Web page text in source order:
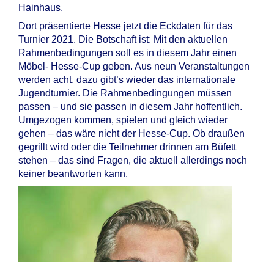
Hainhaus.
Dort präsentierte Hesse jetzt die Eckdaten für das
Turnier 2021. Die Botschaft ist: Mit den aktuellen
Rahmenbedingungen soll es in diesem Jahr einen
Möbel- Hesse-Cup geben. Aus neun Veranstaltungen
werden acht, dazu gibt’s wieder das internationale
Jugendturnier. Die Rahmenbedingungen müssen
passen – und sie passen in diesem Jahr hoffentlich.
Umgezogen kommen, spielen und gleich wieder
gehen – das wäre nicht der Hesse-Cup. Ob draußen
gegrillt wird oder die Teilnehmer drinnen am Büfett
stehen – das sind Fragen, die aktuell allerdings noch
keiner beantworten kann.